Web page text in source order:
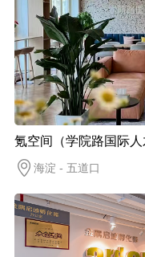
氪空间（学院路国际人
海淀 - 五道口